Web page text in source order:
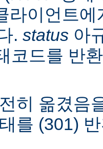
라이언트
. status 아
코드를 반
히 옮겼음
를 (301)